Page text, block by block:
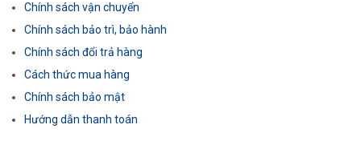
Chính sách vận chuyển
Chính sách bảo trì, bảo hành
Chính sách đổi trả hàng
Cách thức mua hàng
Chính sách bảo mật
Hướng dẫn thanh toán